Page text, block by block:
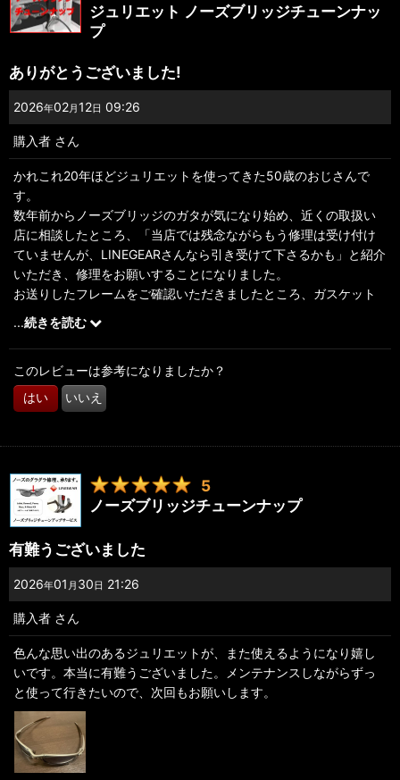
ジュリエット ノーズブリッジチューンナッ
プ
ありがとうございました!
2026年02月 12日 09:26
購入者 さん
かれこれ20年ほどジュリエットを使ってきた50歳のおじさんで
す。
数年前からノーズブリッジのガタが気になり始め、近くの取扱い
店に相談したところ、「当店では残念ながらもう修理は受け付け
ていませんが、LINEGEARさんなら引き受けて下さるかも」と紹介
いただき、修理をお願いすることになりました。
お送りしたフレームをご確認いただきましたところ、ガスケット
の交換も必要であることを連絡いただくなど、非常に丁寧なお仕
事をされていると感じました。
修理・返送いただいたフレームの梱包もきれいで、大切に扱って
いただいたことがよく分かりました。梱包を解いて実際にジュリ
エットを手に取ると、新品当時を思い出させてくれるようなガタ
つきのないフレームと、細部まできれいにしていただいたことに
いつか子供に譲る日が来ると思いますが、きっと子供も使うこと
ができると思います。とは言え、まだまだ私の宝物、大切に大切
に使わせていただきます！
本当にありがとうございました!大満足です！
...続きを読む
このレビューは参考になりましたか？
はい いいえ
5
ノーズブリッジチューンナップ
有難うございました
2026年01 月 30日 21:26
購入者 さん
色んな思い出のあるジュリエットが、また使えるようになり嬉し
いです。本当に有難うございました。メンテナンスしながらずっ
と使って行きたいので、次回もお願いします。